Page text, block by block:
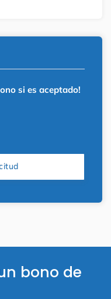
si es aceptado!
bono de